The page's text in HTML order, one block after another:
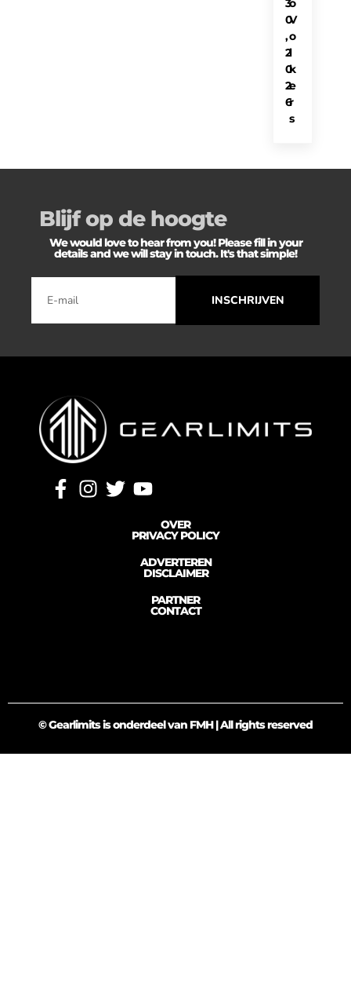
o
V
o
l
k
e
r
s
3
0
,
2
0
2
6
Blijf op de hoogte
We would love to hear from you! Please fill in your
details and we will stay in touch. It's that simple!
INSCHRIJVEN
OVER
PRIVACY POLICY
ADVERTEREN
DISCLAIMER
PARTNER
CONTACT
© Gearlimits is onderdeel van FMH | All rights reserved